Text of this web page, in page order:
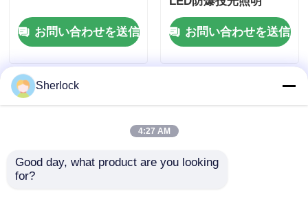
お問い合わせを送信 お問い合わせを送信
Sherlock
4:27 AM
Good day, what product are you looking
for?